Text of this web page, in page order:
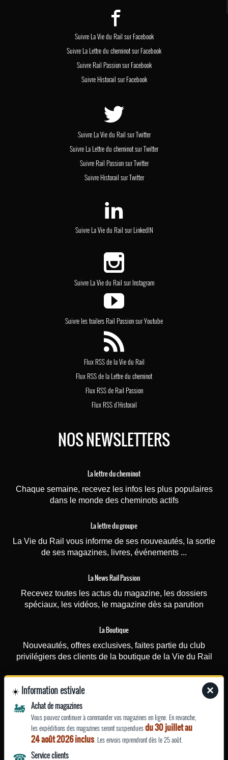
Suivre La Vie du Rail sur Facebook
Suivre La Lettre du cheminot sur Facebook
Suivre Rail Passion sur Facebook
Suivre Historail sur Facebook
Suivre La Vie du Rail sur Twitter
Suivre La Lettre du cheminot sur Twitter
Suivre Rail Passion sur Twitter
Suivre Historail sur Twitter
Suivre La Vie du Rail sur LinkedIN
Suivre La Vie du Rail sur Instagram
Suivre les trailers Rail Passion sur Youtube
Flux RSS de la Vie du Rail
Flux RSS de la Lettre du cheminot
Flux RSS de Rail Passion
Flux RSS d'Historail
NOS NEWSLETTERS
La lettre du cheminot
Chaque semaine, recevez les infos les plus populaires
dans le monde des cheminots actifs
La lettre du groupe
La Vie du Rail vous informe de ses nouveautés, la sortie
de ses magazines, livres, événements ...
La News Rail Passion
Recevez toutes les actus du magazine, les dossiers
spéciaux, les vidéos, le magazine dès sa parution
La Boutique
Nouveautés, offres exclusives, faites partie du club
privilégiers des clients de la boutique de la Vie du Rail
Recevez une fois par mois nos actualités (nouvelles
photographies ou affiches touristiques rajoutées sur le site)
et nos offres ponctuelles (promotions…)
×
☀️ Information estivale
🚂 Achat de magazines
Vous pouvez continuer à commander vos magazines en ligne. En revanche,
les expéditions des magazines seront suspenduesdu 30 juillet au
24 août 2026 inclus. Les envois reprendront dès le 25 août.
Service clients